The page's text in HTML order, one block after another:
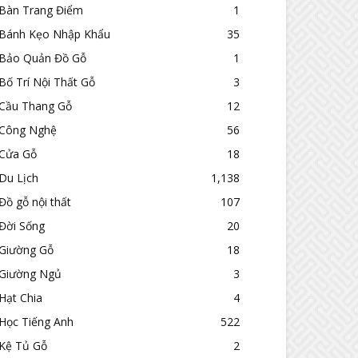
Trang Điểm
1
Kẹo Nhập Khẩu
35
Quản Đồ Gỗ
1
Trí Nội Thất Gỗ
3
Thang Gỗ
12
Nghệ
56
Gỗ
18
Lịch
1,138
gỗ nội thất
107
Sống
20
Gỗ
18
Ngủ
3
Chia
4
Tiếng Anh
522
Tủ Gỗ
2